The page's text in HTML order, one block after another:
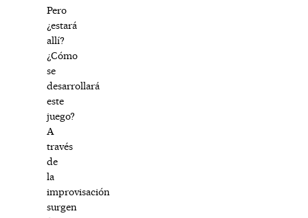
Pero
¿estará
allí?
¿Cómo
se
desarrollará
este
juego?
A
través
de
la
improvisación
surgen